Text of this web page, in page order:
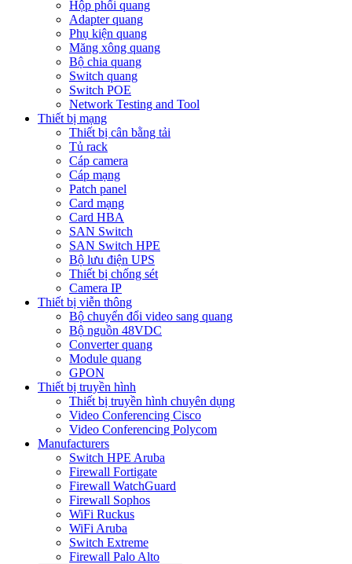
Hộp phối quang
Adapter quang
Phụ kiện quang
Măng xông quang
Bộ chia quang
Switch quang
Switch POE
Network Testing and Tool
Thiết bị mạng
Thiết bị cân bằng tải
Tủ rack
Cáp camera
Cáp mạng
Patch panel
Card mạng
Card HBA
SAN Switch
SAN Switch HPE
Bộ lưu điện UPS
Thiết bị chống sét
Camera IP
Thiết bị viễn thông
Bộ chuyển đổi video sang quang
Bộ nguồn 48VDC
Converter quang
Module quang
GPON
Thiết bị truyền hình
Thiết bị truyền hình chuyên dụng
Video Conferencing Cisco
Video Conferencing Polycom
Manufacturers
Switch HPE Aruba
Firewall Fortigate
Firewall WatchGuard
Firewall Sophos
WiFi Ruckus
WiFi Aruba
Switch Extreme
Firewall Palo Alto